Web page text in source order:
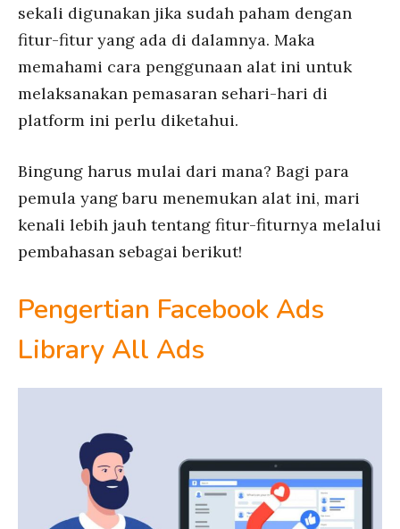
sekali digunakan jika sudah paham dengan
fitur-fitur yang ada di dalamnya. Maka
memahami cara penggunaan alat ini untuk
melaksanakan pemasaran sehari-hari di
platform ini perlu diketahui.
Bingung harus mulai dari mana? Bagi para
pemula yang baru menemukan alat ini, mari
kenali lebih jauh tentang fitur-fiturnya melalui
pembahasan sebagai berikut!
Pengertian Facebook Ads
Library All Ads